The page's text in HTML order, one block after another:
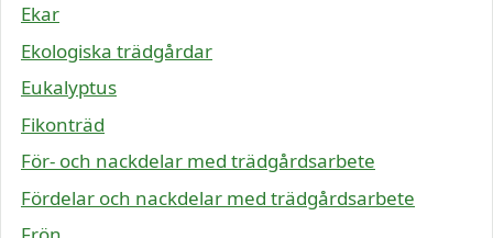
Ekar
Ekologiska trädgårdar
Eukalyptus
Fikonträd
För- och nackdelar med trädgårdsarbete
Fördelar och nackdelar med trädgårdsarbete